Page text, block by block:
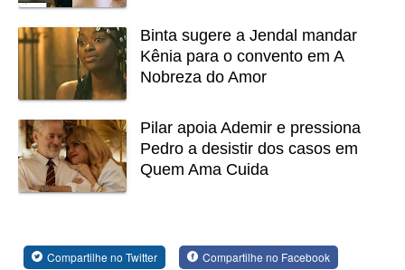
Binta sugere a Jendal mandar
Kênia para o convento em A
Nobreza do Amor
Pilar apoia Ademir e pressiona
Pedro a desistir dos casos em
Quem Ama Cuida
Compartilhe no Twitter Compartilhe no Facebook